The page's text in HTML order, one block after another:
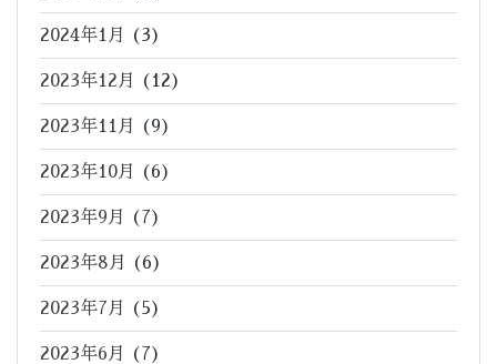
2024年1月 (3)
2023年12月 (12)
2023年11月 (9)
2023年10月 (6)
2023年9月 (7)
2023年8月 (6)
2023年7月 (5)
2023年6月 (7)